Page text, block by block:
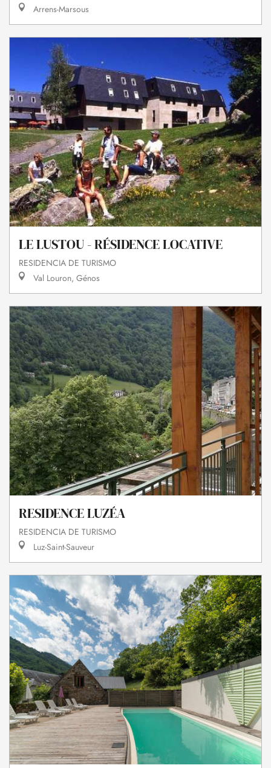
Arrens-Marsous
LE LUSTOU - RÉSIDENCE LOCATIVE
RESIDENCIA DE TURISMO
Val Louron, Génos
RESIDENCE LUZÉA
RESIDENCIA DE TURISMO
Luz-Saint-Sauveur